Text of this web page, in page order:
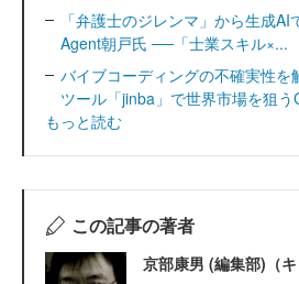
「弁護士のジレンマ」から生成
Agent朝戸氏 ──「士業スキル×...
バイブコーディングの不確実性を
ツール「jinba」で世界市場を狙う
もっと読む
この記事の著者
京部康男 (編集部)（キ